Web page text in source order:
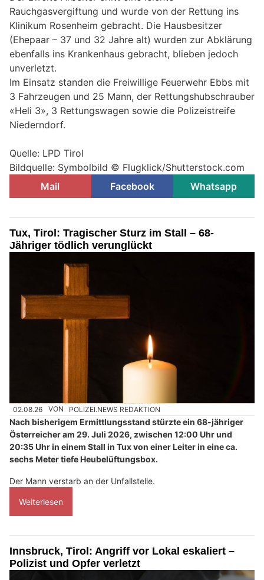
Rauchgasvergiftung und wurde von der Rettung ins
Klinikum Rosenheim gebracht. Die Hausbesitzer
(Ehepaar – 37 und 32 Jahre alt) wurden zur Abklärung
ebenfalls ins Krankenhaus gebracht, blieben jedoch
unverletzt.
Im Einsatz standen die Freiwillige Feuerwehr Ebbs mit
3 Fahrzeugen und 25 Mann, der Rettungshubschrauber
«Heli 3», 3 Rettungswagen sowie die Polizeistreife
Niederndorf.
Quelle: LPD Tirol
Bildquelle: Symbolbild © Flugklick/Shutterstock.com
Mail
Facebook Whatsapp
Tux, Tirol: Tragischer Sturz im Stall – 68-
Jähriger tödlich verunglückt
02.08.26 VON POLIZEI.NEWS REDAKTION
Nach bisherigem Ermittlungsstand stürzte ein 68-jähriger
Österreicher am 29. Juli 2026, zwischen 12:00 Uhr und
20:35 Uhr in einem Stall in Tux von einer Leiter in eine ca.
sechs Meter tiefe Heubelüftungsbox.
Der Mann verstarb an der Unfallstelle.
Weiterlesen
Innsbruck, Tirol: Angriff vor Lokal eskaliert –
Polizist und Opfer verletzt